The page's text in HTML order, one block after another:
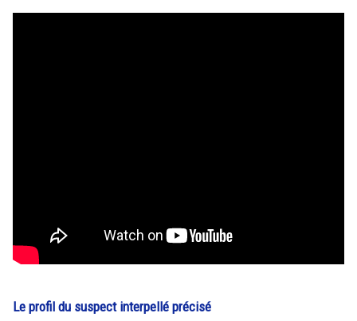
Le profil du suspect interpellé précisé